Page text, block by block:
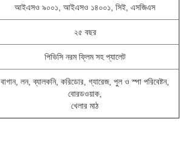
আইএসও ৯০০১, আইএসও ১৪০০১, সিই, এসজিএস
২৫ বছর
পিভিসি নরম ফ্লিম সহ প্যালেট
বাগান, লন, ব্যালকনি, করিডোর, গ্যারেজ, পুল ও স্পা পরিবেষ্টন,
বোরডওয়াক,
খেলার মাঠ